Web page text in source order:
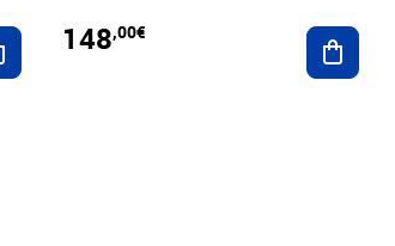
Ajouter au panier
148,00€